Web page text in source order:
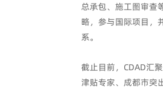
总承包、施工图审查
略，参与国际项目，
系。
截止目前，CDAD汇
津贴专家、成都市突